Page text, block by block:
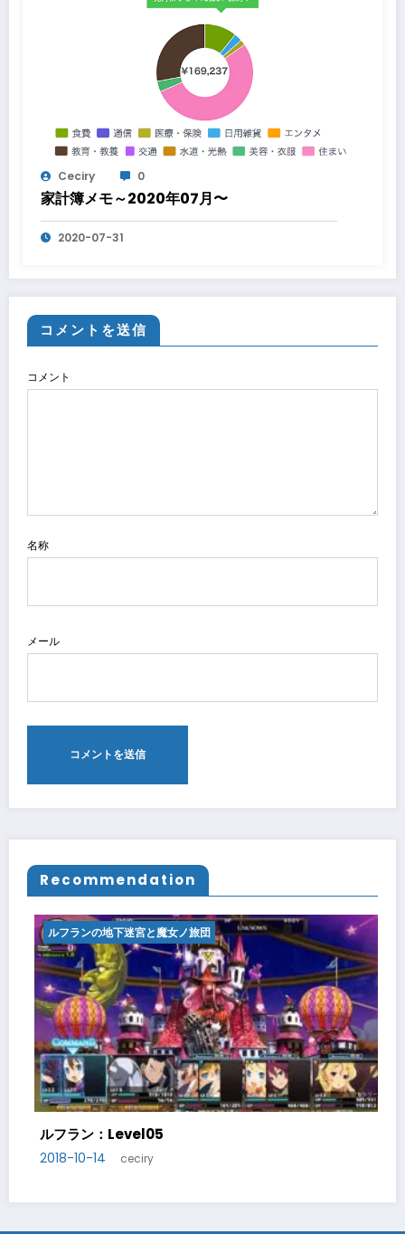
Ceciry 0
家計簿メモ～2020年07月〜
2020-07-31
コメントを送信
コメント
名称
メール
Recommendation
宮と魔女ノ旅団 ルフランの地下迷宮